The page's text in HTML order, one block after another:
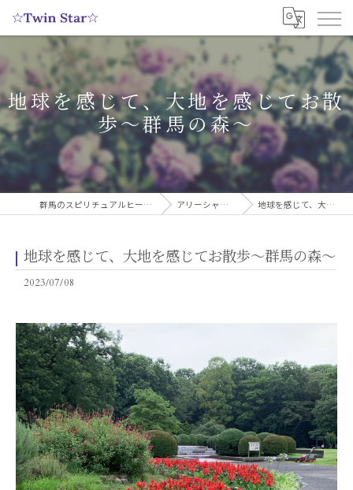
地球を感じて、大地を感じてお散
歩〜群馬の森〜
群馬のスピリチュアルヒーリングサロンなら実績多数の☆Twin Star☆ アリーシャのスピリチュアルブログ 地球を感じて、大地を感じてお散歩〜群馬の森〜
地球を感じて、大地を感じてお散歩〜群馬の森〜
2023/07/08